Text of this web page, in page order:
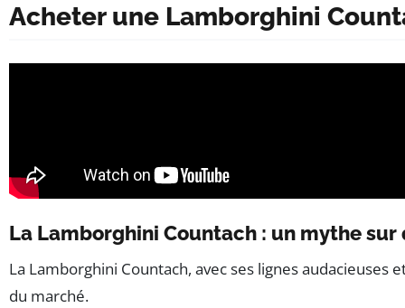
Acheter une Lamborghini
La Lamborghini Countach : un mythe
La Lamborghini Countach, avec ses lignes
du marché.